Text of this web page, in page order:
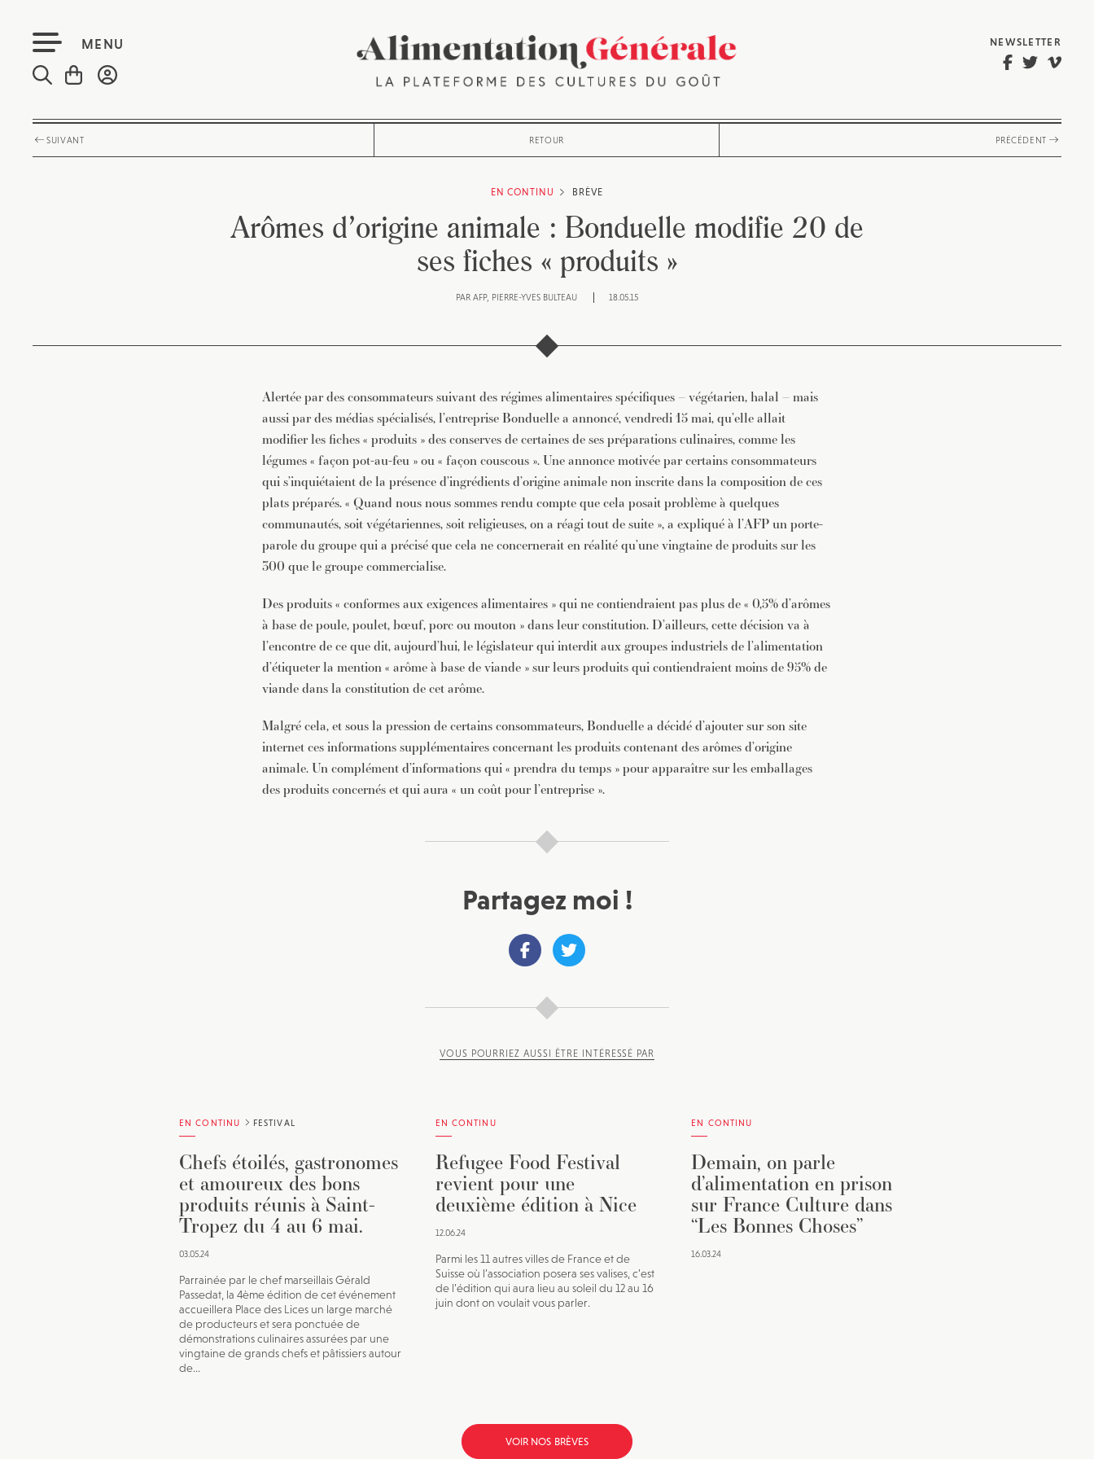
MENU NEWSLETTER
SUIVANT RETOUR PRÉCÉDENT
EN CONTINU BRÈVE
Arômes d’origine animale : Bonduelle modifie 20 de
ses fiches « produits »
PAR AFP PIERRE-YVES BULTEAU 18.05.15
Alertée par des consommateurs suivant des régimes alimentaires spécifiques – végétarien, halal – mais
aussi par des médias spécialisés, l’entreprise Bonduelle a annoncé, vendredi 15 mai, qu’elle allait
modifier les fiches « produits » des conserves de certaines de ses préparations culinaires, comme les
légumes « façon pot-au-feu » ou « façon couscous ». Une annonce motivée par certains consommateurs
qui s’inquiétaient de la présence d’ingrédients d’origine animale non inscrite dans la composition de ces
plats préparés. « Quand nous nous sommes rendu compte que cela posait problème à quelques
communautés, soit végétariennes, soit religieuses, on a réagi tout de suite », a expliqué à l’AFP un porte-
parole du groupe qui a précisé que cela ne concernerait en réalité qu’une vingtaine de produits sur les
300 que le groupe commercialise.
Des produits « conformes aux exigences alimentaires » qui ne contiendraient pas plus de « 0,5% d’arômes
à base de poule, poulet, bœuf, porc ou mouton » dans leur constitution. D’ailleurs, cette décision va à
l’encontre de ce que dit, aujourd’hui, le législateur qui interdit aux groupes industriels de l’alimentation
d’étiqueter la mention « arôme à base de viande » sur leurs produits qui contiendraient moins de 95% de
viande dans la constitution de cet arôme.
Malgré cela, et sous la pression de certains consommateurs, Bonduelle a décidé d’ajouter sur son site
internet ces informations supplémentaires concernant les produits contenant des arômes d’origine
animale. Un complément d’informations qui « prendra du temps » pour apparaître sur les emballages
des produits concernés et qui aura « un coût pour l’entreprise ».
Partagez moi !
VOUS POURRIEZ AUSSI ÊTRE INTÉRESSÉ PAR
EN CONTINU FESTIVAL
Chefs étoilés, gastronomes
et amoureux des bons
produits réunis à Saint-
Tropez du 4 au 6 mai.
03.05.24
Parrainée par le chef marseillais Gérald
Passedat, la 4ème édition de cet événement
accueillera Place des Lices un large marché
de producteurs et sera ponctuée de
démonstrations culinaires assurées par une
vingtaine de grands chefs et pâtissiers autour
de...
EN CONTINU
Refugee Food Festival
revient pour une
deuxième édition à Nice
12.06.24
Parmi les 11 autres villes de France et de
Suisse où l’association posera ses valises, c’est
de l’édition qui aura lieu au soleil du 12 au 16
juin dont on voulait vous parler.
EN CONTINU
Demain, on parle
d’alimentation en prison
sur France Culture dans
“Les Bonnes Choses”
16.03.24
VOIR NOS BRÈVES